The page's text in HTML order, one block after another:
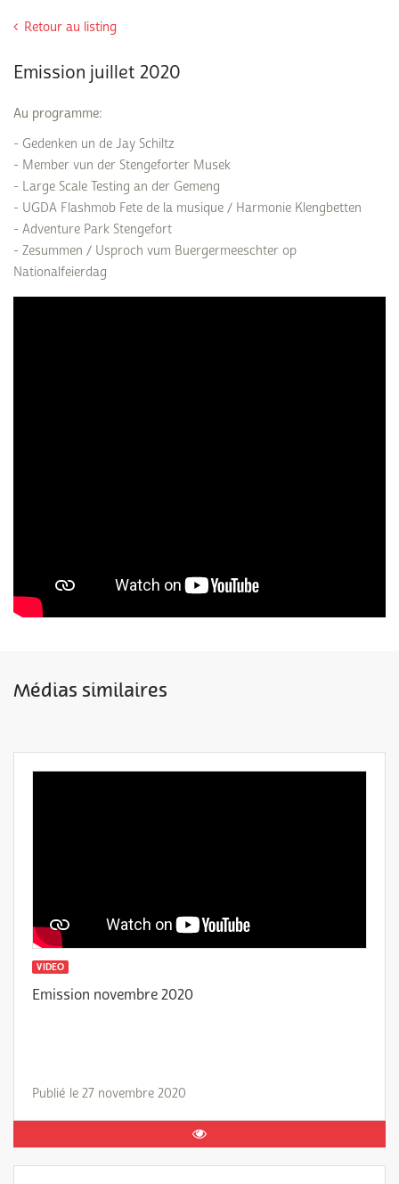
Retour au listing
Emission juillet 2020
Au programme:
- Gedenken un de Jay Schiltz
- Member vun der Stengeforter Musek
- Large Scale Testing an der Gemeng
- UGDA Flashmob Fete de la musique / Harmonie Klengbetten
- Adventure Park Stengefort
- Zesummen / Usproch vum Buergermeeschter op
Nationalfeierdag
Médias similaires
VIDEO
Emission novembre 2020
Publié le 27 novembre 2020